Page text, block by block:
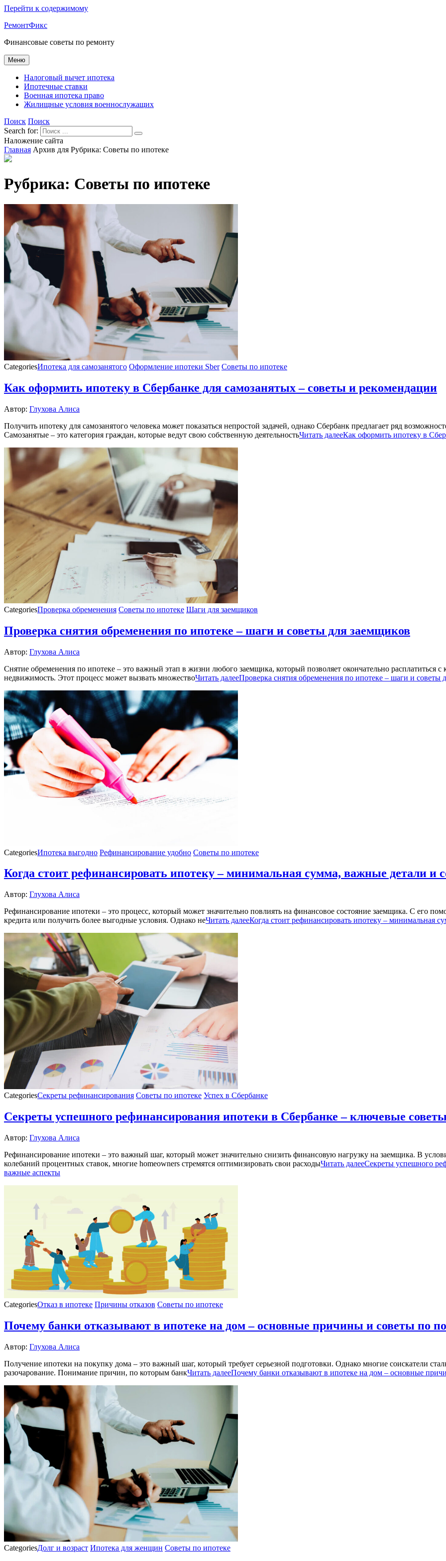
Перейти к содержимому
РемонтФикс
Финансовые советы по ремонту
Меню
Налоговый вычет ипотека
Ипотечные ставки
Военная ипотека право
Жилищные условия военнослужащих
Поиск Поиск
Search for:
Наложение сайта
Главная Архив для Рубрика: Советы по ипотеке
Рубрика: Советы по ипотеке
CategoriesИпотека для самозанятого Оформление ипотеки Sber Советы по ипотеке
Как оформить ипотеку в Сбербанке для самозанятых – советы и рекомендации
Автор: Глухова Алиса
Получить ипотеку для самозанятого человека может показаться непростой задачей, однако Сбербанк предлагает ряд
Самозанятые – это категория граждан, которые ведут свою собственную деятельностьЧитать далееКак оформить ипотеку в
CategoriesПроверка обременения Советы по ипотеке Шаги для заемщиков
Проверка снятия обременения по ипотеке – шаги и советы для заемщиков
Автор: Глухова Алиса
Снятие обременения по ипотеке – это важный этап в жизни любого заемщика, который позволяет окончательно расплатиться
недвижимость. Этот процесс может вызвать множествоЧитать далееПроверка снятия обременения по ипотеке – шаги и советы
CategoriesИпотека выгодно Рефинансирование удобно Советы по ипотеке
Когда стоит рефинансировать ипотеку – минимальная сумма, важные детали и
Автор: Глухова Алиса
Рефинансирование ипотеки – это процесс, который может значительно повлиять на финансовое состояние заемщика. С его
кредита или получить более выгодные условия. Однако неЧитать далееКогда стоит рефинансировать ипотеку – минимальная
CategoriesСекреты рефинансирования Советы по ипотеке Успех в Сбербанке
Секреты успешного рефинансирования ипотеки в Сбербанке – ключевые
Автор: Глухова Алиса
Рефинансирование ипотеки – это важный шаг, который может значительно снизить финансовую нагрузку на заемщика. В
колебаний процентных ставок, многие homeowners стремятся оптимизировать свои расходыЧитать далееСекреты успешного
важные аспекты
CategoriesОтказ в ипотеке Причины отказов Советы по ипотеке
Почему банки отказывают в ипотеке на дом – основные причины и советы по
Автор: Глухова Алиса
Получение ипотеки на покупку дома – это важный шаг, который требует серьезной подготовки. Однако многие соискатели
разочарование. Понимание причин, по которым банкЧитать далееПочему банки отказывают в ипотеке на дом – основные
CategoriesДолг и возраст Ипотека для женщин Советы по ипотеке